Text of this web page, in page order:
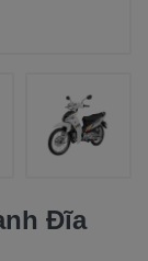
Đĩa